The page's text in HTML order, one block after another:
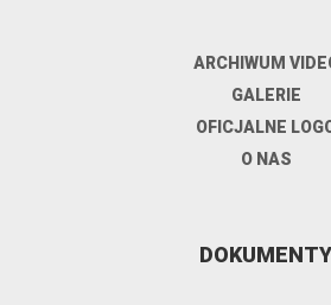
ARCHIWUM
GALERIE
OFICJALNE
O NAS
DOKUMENTY